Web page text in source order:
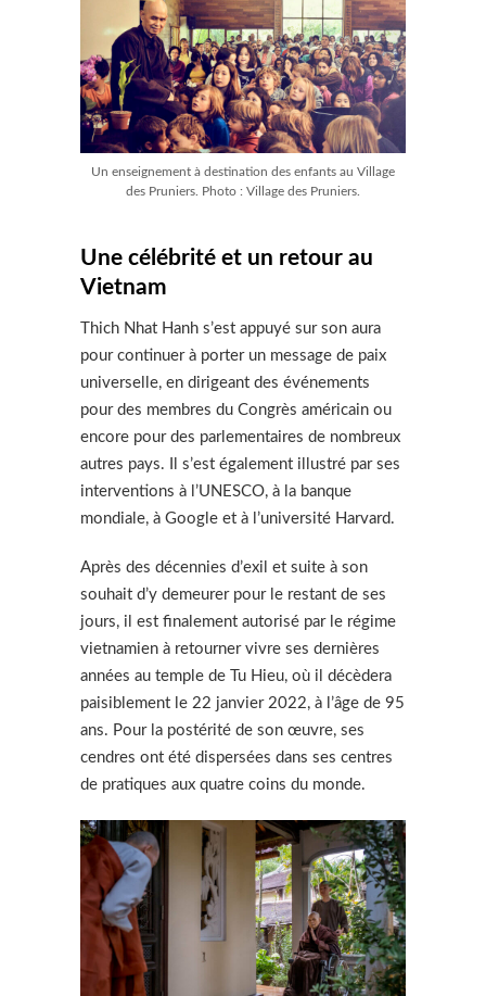
Un enseignement à destination des enfants au Village
des Pruniers. Photo : Village des Pruniers.
Une célébrité et un retour au
Vietnam
Thich Nhat Hanh s’est appuyé sur son aura
pour continuer à porter un message de paix
universelle, en dirigeant des événements
pour des membres du Congrès américain ou
encore pour des parlementaires de nombreux
autres pays. Il s’est également illustré par ses
interventions à l’UNESCO, à la banque
mondiale, à Google et à l’université Harvard.
Après des décennies d’exil et suite à son
souhait d’y demeurer pour le restant de ses
jours, il est finalement autorisé par le régime
vietnamien à retourner vivre ses dernières
années au temple de Tu Hieu, où il décèdera
paisiblement le 22 janvier 2022, à l’âge de 95
ans. Pour la postérité de son œuvre, ses
cendres ont été dispersées dans ses centres
de pratiques aux quatre coins du monde.